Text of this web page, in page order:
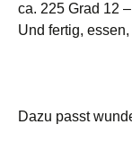
ca. 225 Grad 12
Und fertig,
Dazu passt